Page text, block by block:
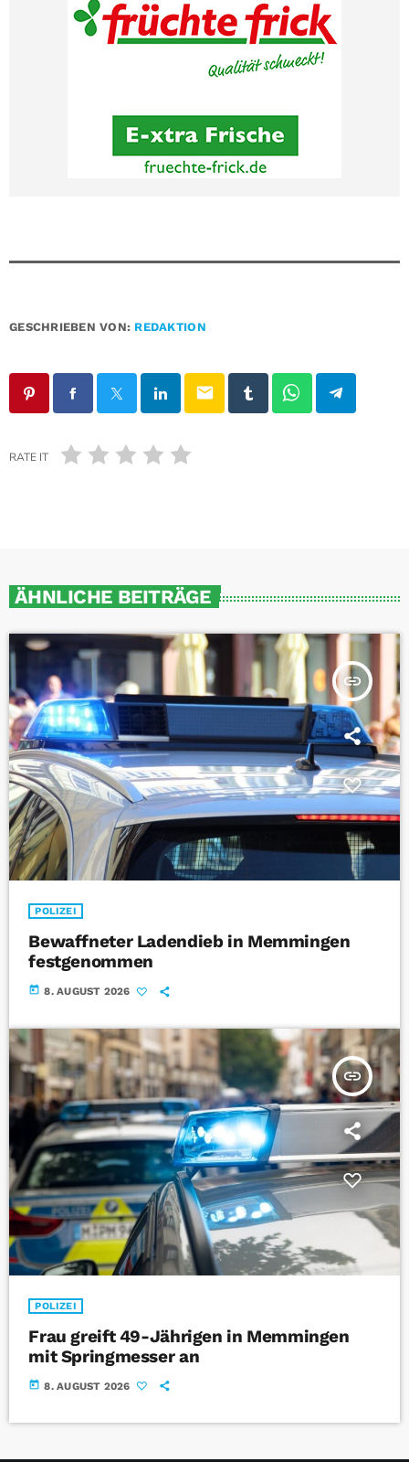
GESCHRIEBEN VON: REDAKTION
email
RATE IT
ÄHNLICHE BEITRÄGE
insert_link
POLIZEI
Bewaffneter Ladendieb in Memmingen
festgenommen
today 8. AUGUST 2026
insert_link
POLIZEI
Frau greift 49-Jährigen in Memmingen
mit Springmesser an
today 8. AUGUST 2026